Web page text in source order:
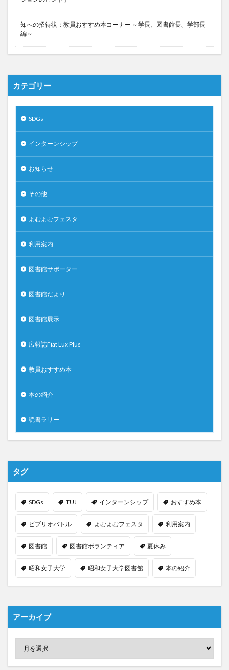
知への招待状：教員おすすめ本コーナー ～学長、図書館長、学部長
編～
カテゴリー
SDGs
インターンシップ
お知らせ
その他
よむよむフェスタ
利用案内
図書館サポーター
図書館だより
図書館展示
広報誌Fiat Lux Plus
教員おすすめ本
本の紹介
読書ラリー
タグ
SDGs TUJ インターンシップ おすすめ本
ビブリオバトル よむよむフェスタ 利用案内
図書館 図書館ボランティア 夏休み
昭和女子大学 昭和女子大学図書館 本の紹介
アーカイブ